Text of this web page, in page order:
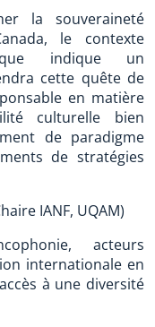
la souveraineté
le contexte
indique un
cette quête de
en matière
culturelle bien
de paradigme
de stratégies
IANF, UQAM)
acteurs
internationale en
à une diversité